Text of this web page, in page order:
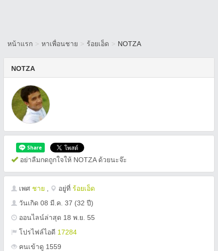
หน้าแรก > หาเพื่อนชาย > ร้อยเอ็ด > NOTZA
NOTZA
อย่าลืมกดถูกใจให้ NOTZA ด้วยนะจ๊ะ
เพศ ชาย อยู่ที่ ร้อยเอ็ด
วันเกิด 08 มี.ค. 37 (32 ปี)
ออนไลน์ล่าสุด 18 พ.ย. 55
โปรไฟล์ไอดี 17284
คนเข้าดู 1559